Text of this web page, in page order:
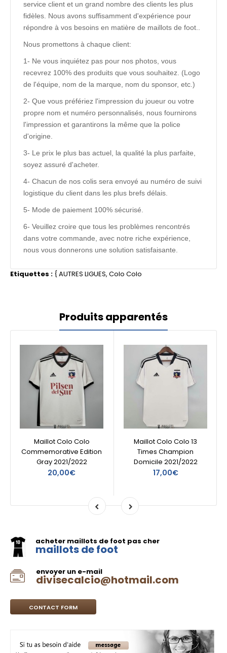
service client et un grand nombre des clients les plus
fidèles. Nous avons suffisamment d'expérience pour
répondre à vos besoins en matière de maillots de foot..
Nous promettons à chaque client:
1- Ne vous inquiétez pas pour nos photos, vous
recevrez 100% des produits que vous souhaitez. (Logo
de l'équipe, nom de la marque, nom du sponsor, etc.)
2- Que vous préfériez l'impression du joueur ou votre
propre nom et numéro personnalisés, nous fournirons
l'impression et garantirons la même que la police
d'origine.
3- Le prix le plus bas actuel, la qualité la plus parfaite,
soyez assuré d'acheter.
4- Chacun de nos colis sera envoyé au numéro de suivi
logistique du client dans les plus brefs délais.
5- Mode de paiement 100% sécurisé.
6- Veuillez croire que tous les problèmes rencontrés
dans votre commande, avec notre riche expérience,
nous vous donnerons une solution satisfaisante.
Etiquettes : {AUTRES LIGUES, Colo Colo
Produits apparentés
Maillot Colo Colo
Commemorative Edition
Gray 2021/2022
20,00€
Maillot Colo Colo 13
Times Champion
Domicile 2021/2022
17,00€
acheter maillots de foot pas cher
maillots de foot
envoyer un e-mail
divisecalcio@hotmail.com
CONTACT FORM